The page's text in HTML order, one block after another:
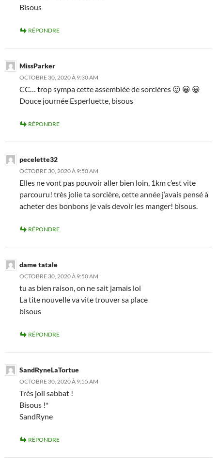
Bisous
RÉPONDRE
MissParker
OCTOBRE 30, 2020 À 9:30 AM
CC… trop sympa cette assemblée de sorcières 😛 😀 😀
Douce journée Esperluette, bisous
RÉPONDRE
pecelette32
OCTOBRE 30, 2020 À 9:50 AM
Elles ne vont pas pouvoir aller bien loin, 1km c’est vite
parcouru! très jolie ta sorcière, cette année j’avais pensé à
acheter des bonbons je vais devoir les manger! bisous.
RÉPONDRE
dame tatale
OCTOBRE 30, 2020 À 9:50 AM
tu as bien raison, on ne sait jamais lol
La tite nouvelle va vite trouver sa place
bisous
RÉPONDRE
SandRyneLaTortue
OCTOBRE 30, 2020 À 9:55 AM
Très joli sabbat !
Bisous !*
SandRyne
RÉPONDRE